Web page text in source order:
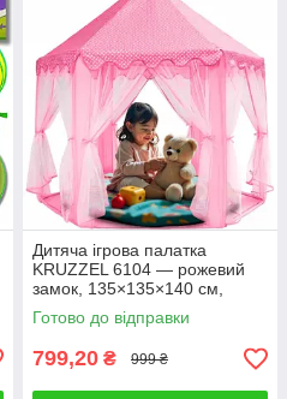
Дитяча ігрова палатка
KRUZZEL 6104 — рожевий
замок, 135×135×140 см,
Польща
Готово до відправки
799,20 ₴ 999 ₴